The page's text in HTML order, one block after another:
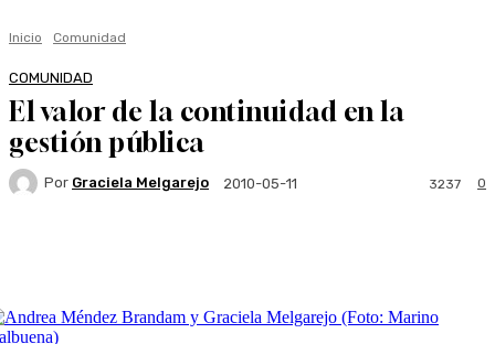
Inicio Comunidad
COMUNIDAD
El valor de la continuidad en la
gestión pública
Por Graciela Melgarejo 2010-05-11 0
3237